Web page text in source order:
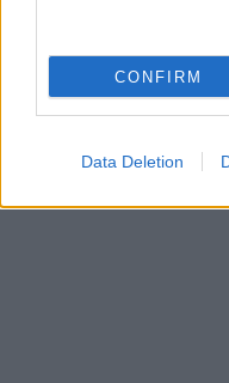
CONFIRM
Data Deletion
τη συμπεριφορά